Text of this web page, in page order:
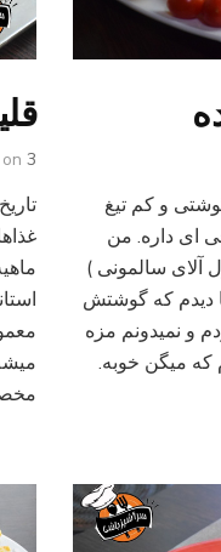
و کم تیغ
ای داره. من
آلای سالمونی )
دیدم که گوشتش
و نمیدونم مزه
که میگن خوبه.
on 3 آذر 1396